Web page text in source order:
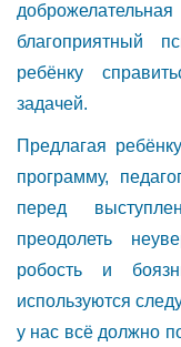
благоприятный
ребёнку
задачей.
Предлагая
программу,
перед
преодолеть
робость и
используются
у нас всё должно